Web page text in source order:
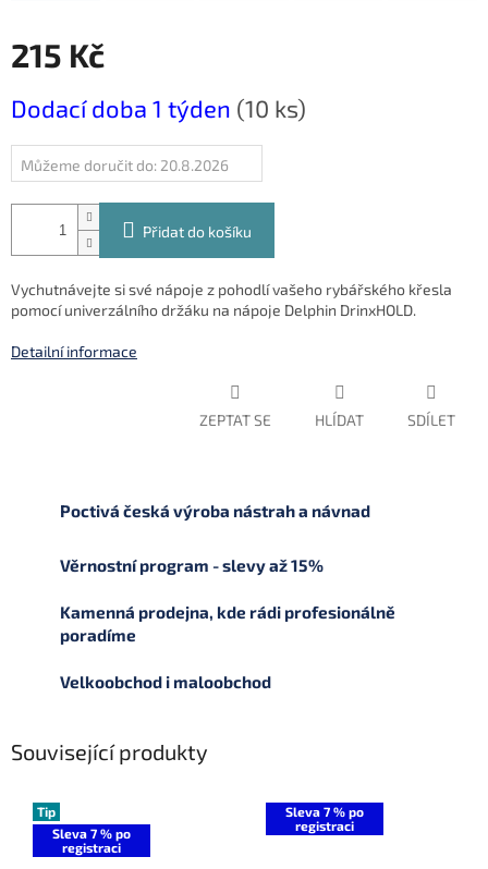
215 Kč
cena:
Dodací doba 1 týden (10 ks)
Můžeme doručit do: 20.8.2026
Přidat do košíku
Vychutnávejte si své nápoje z pohodlí vašeho rybářského křesla
pomocí univerzálního držáku na nápoje Delphin DrinxHOLD.
Detailní informace
ZEPTAT SE HLÍDAT SDÍLET
Poctivá česká výroba nástrah a návnad
Věrnostní program - slevy až 15%
Kamenná prodejna, kde rádi profesionálně
poradíme
Velkoobchod i maloobchod
Související produkty
Tip
Sleva 7 % po
registraci
Sleva 7 % po
registraci